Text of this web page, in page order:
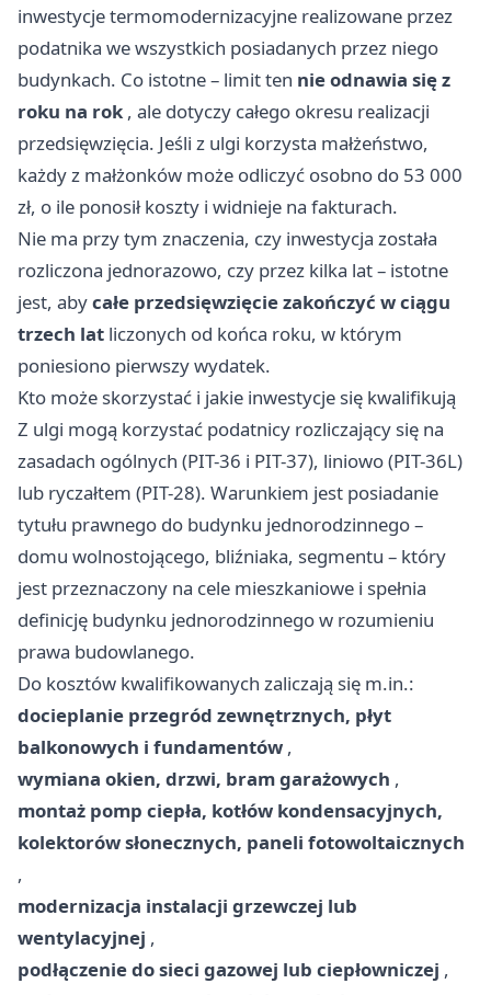
inwestycje termomodernizacyjne realizowane przez
podatnika we wszystkich posiadanych przez niego
budynkach. Co istotne – limit ten nie odnawia się z
roku na rok , ale dotyczy całego okresu realizacji
przedsięwzięcia. Jeśli z ulgi korzysta małżeństwo,
każdy z małżonków może odliczyć osobno do 53 000
zł, o ile ponosił koszty i widnieje na fakturach.
Nie ma przy tym znaczenia, czy inwestycja została
rozliczona jednorazowo, czy przez kilka lat – istotne
jest, abycałe przedsięwzięcie zakończyć w ciągu
trzech lat liczonych od końca roku, w którym
poniesiono pierwszy wydatek.
Kto może skorzystać i jakie inwestycje się kwalifikują
Z ulgi mogą korzystać podatnicy rozliczający się na
zasadach ogólnych (PIT-36 i PIT-37), liniowo (PIT-36L)
lub ryczałtem (PIT-28). Warunkiem jest posiadanie
tytułu prawnego do budynku jednorodzinnego –
domu wolnostojącego, bliźniaka, segmentu – który
jest przeznaczony na cele mieszkaniowe i spełnia
definicję budynku jednorodzinnego w rozumieniu
prawa budowlanego.
Do kosztów kwalifikowanych zaliczają się m.in.:
docieplanie przegród zewnętrznych, płyt
balkonowych i fundamentów ,
wymiana okien, drzwi, bram garażowych ,
montaż pomp ciepła, kotłów kondensacyjnych,
kolektorów słonecznych, paneli fotowoltaicznych
,
modernizacja instalacji grzewczej lub
wentylacyjnej ,
podłączenie do sieci gazowej lub ciepłowniczej ,